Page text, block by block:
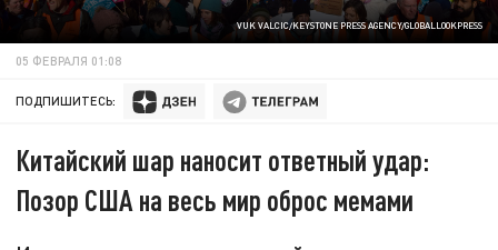
VUK VALCIC/KEYSTONE PRESS AGENCY/GLOBALLOOKPRESS
05 ФЕВРАЛЯ 01:08
ПОДПИШИТЕСЬ:
Китайский шар наносит ответный удар:
Позор США на весь мир оброс мемами